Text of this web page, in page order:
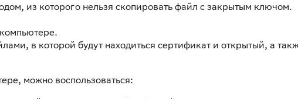
из которого нельзя скопировать файл с закрытым ключом.
в которой будут находиться сертификат и открытый, а
можно воспользоваться: